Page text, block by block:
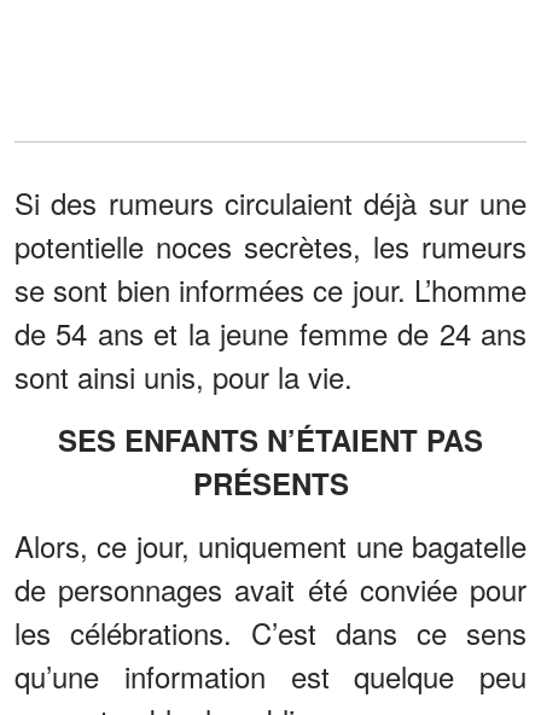
Si des rumeurs circulaient déjà sur une
potentielle noces secrètes, les rumeurs
se sont bien informées ce jour. L’homme
de 54 ans et la jeune femme de 24 ans
sont ainsi unis, pour la vie.
SES ENFANTS N’ÉTAIENT PAS
PRÉSENTS
Alors, ce jour, uniquement une bagatelle
de personnages avait été conviée pour
les célébrations. C’est dans ce sens
qu’une information est quelque peu